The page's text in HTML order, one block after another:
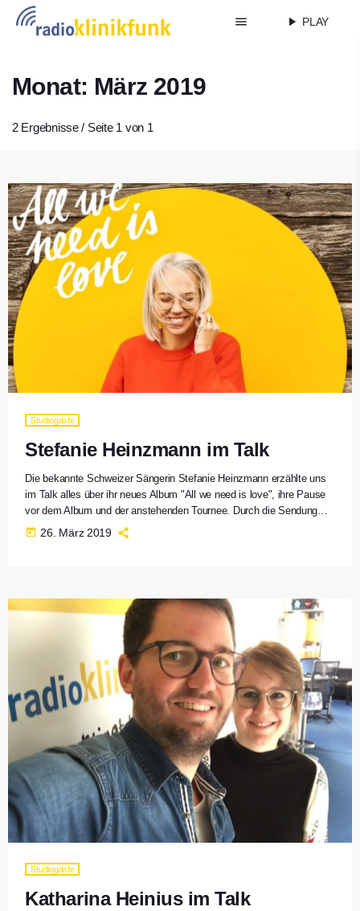
menu play_arrow PLAY
Monat: März 2019
2 Ergebnisse / Seite 1 von 1
Studiogäste
Stefanie Heinzmann im Talk
Die bekannte Schweizer Sängerin Stefanie Heinzmann erzählte uns
im Talk alles über ihr neues Album "All we need is love", ihre Pause
vor dem Album und der anstehenden Tournee. Durch die Sendung
führte Henning Schwörer. Sie haben die Sendung verpasst? Alle
Highlights zum Interview gibt es hier noch einmal zum Anhören.
today 26. März 2019
Studiogäste
Katharina Heinius im Talk